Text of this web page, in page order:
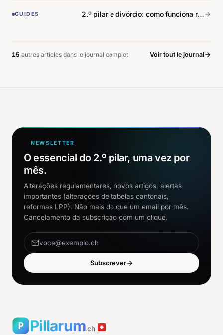
GUIDES 2.º pilar e divórcio: como funciona realmente a partilha.
15 autres articles dans le journal complet Voir tout le journal
NEWSLETTER
O essencial do 2.º pilar, uma vez por
mês.
Alterações regulamentares, novos artigos, alertas
importantes (alterações de tabelas cantonais,
reformas LPP). Não mais do que um email por mês.
Cancelamento da subscrição com um clique.
Subscrever
Pillarum.ch